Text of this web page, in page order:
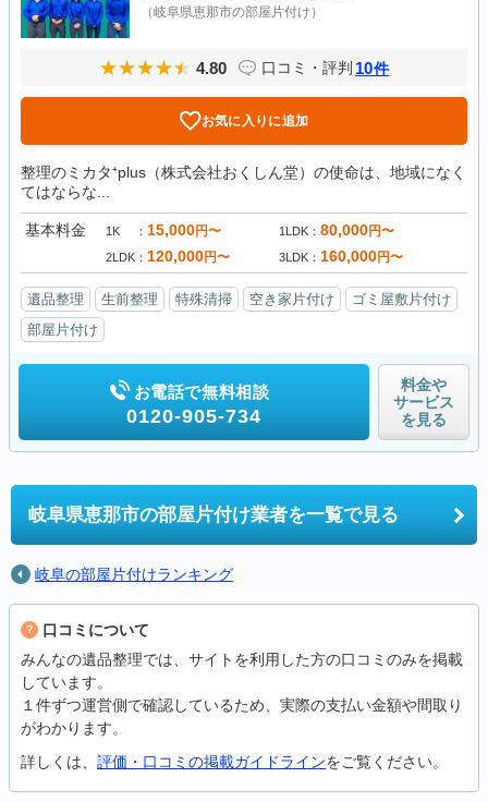
（岐阜県恵那市の部屋片付け）
4.80 口コミ・評判 10件
お気に入りに追加
整理のミカタ⁺plus（株式会社おくしん堂）の使命は、地域になく
てはならな...
基本料金 1K 15,000円〜 1LDK 80,000円〜
2LDK 120,000円〜 3LDK 160,000円〜
遺品整理 生前整理 特殊清掃 空き家片付け
ゴミ屋敷片付け
部屋片付け
お電話で無料相談
0120-905-734
料金や
サービス
を見る
岐阜県恵那市の部屋片付け業者を一覧で見る
岐阜の部屋片付けランキング
口コミについて
みんなの遺品整理では、サイトを利用した方の口コミのみを掲載
しています。
１件ずつ運営側で確認しているため、実際の支払い金額や間取り
がわかります。
詳しくは、 評価・口コミの掲載ガイドラインをご覧ください。